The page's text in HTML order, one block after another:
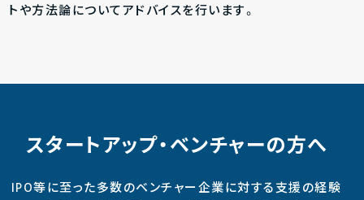
トや方法論についてアドバイスを行います。
スタートアップ・ベンチャーの方へ
IPO等に至った多数のベンチャー企業に対する支援の経験